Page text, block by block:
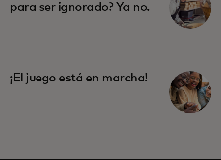
para ser ignorado? Ya no.
¡El juego está en marcha!